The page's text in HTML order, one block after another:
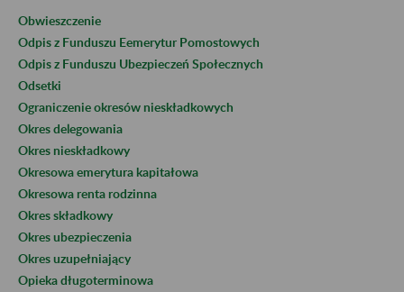
Obwieszczenie
Odpis z Funduszu Eemerytur Pomostowych
Odpis z Funduszu Ubezpieczeń Społecznych
Odsetki
Ograniczenie okresów nieskładkowych
Okres delegowania
Okres nieskładkowy
Okresowa emerytura kapitałowa
Okresowa renta rodzinna
Okres składkowy
Okres ubezpieczenia
Okres uzupełniający
Opieka długoterminowa